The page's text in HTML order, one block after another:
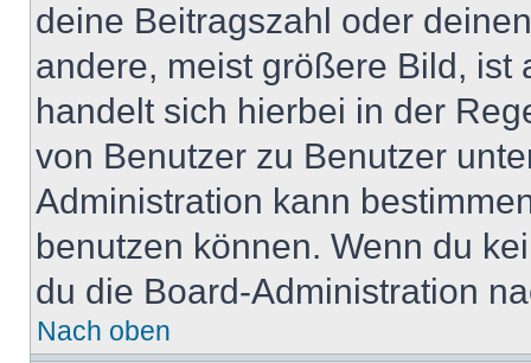
deine Beitragszahl oder
andere, meist größere Bild, ist
handelt sich hierbei in der
von Benutzer zu Benutzer
Administration kann
benutzen können. Wenn du
du die Board-Administration
Nach oben